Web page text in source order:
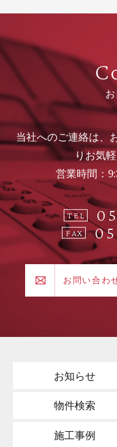
当社へのご連絡は、
りお気
営業時間：
TEL
FAX
お問い合わ
お知らせ
物件検索
施工事例